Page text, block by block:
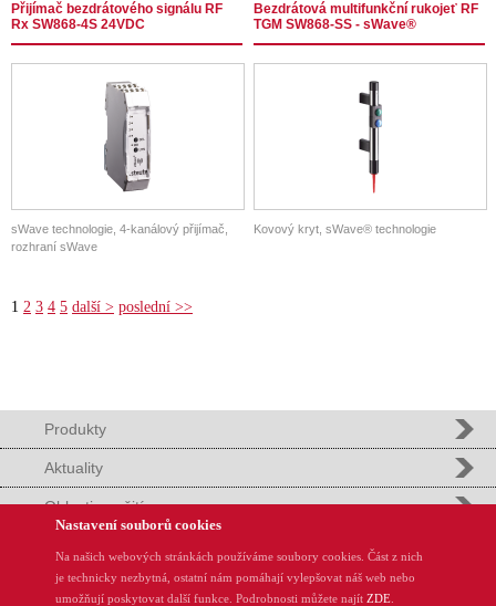
Přijímač bezdrátového signálu RF
Rx SW868-4S 24VDC
sWave technologie, 4-kanálový přijímač,
rozhraní sWave
Bezdrátová multifunkční rukojeť RF
TGM SW868-SS - sWave®
Kovový kryt, sWave® technologie
1 2 3 4 5 další > poslední >>
Produkty
Aktuality
Oblasti použití
REMinfo
Nastavení souborů cookies
Na našich webových stránkách používáme soubory cookies. Část z nich
je technicky nezbytná, ostatní nám pomáhají vylepšovat náš web nebo
umožňují poskytovat další funkce. Podrobnosti můžete najít ZDE